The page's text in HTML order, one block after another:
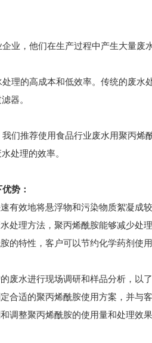
业，他们在生产过程中产生大量废
理的高成本和低效率。传统的废水
器。
们推荐使用食品行业废水用聚丙烯
处理的效率。
势：
有效地将悬浮物和污染物质絮凝成
处理方法，聚丙烯酰胺能够减少处
的特性，客户可以节约化学药剂使
废水进行现场调研和样品分析，以了
合适的聚丙烯酰胺使用方案，并与客
调整聚丙烯酰胺的使用量和处理效果